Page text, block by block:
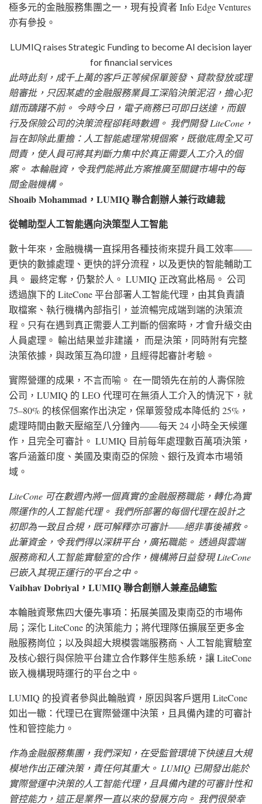
極多元的金融服務集團之一，現有投資者 Info Edge Ventures
亦有參投。
LUMIQ raises Strategic Funding to become AI decision layer
for financial services
此時此刻，成千上萬的客戶正等候保單簽發、貸款發放或理
賠審批，只因某處的金融服務業員工深陷決策泥沼，擔心犯
錯而躊躇不前。 今時今日，電子商務已可即日送達，而銀
行及保險公司的決策流程卻耗時數週。 我們開發 LiteCone，
旨在卸除此重擔：人工智能處理常規個案，既徹底周全又可
問責，使人員可將其判斷力集中於真正需要人工介入的個
案。 本輪融資，令我們能將此方案推廣至關鍵市場中的每
間金融機構。
Shoaib Mohammad，LUMIQ 聯合創辦人兼行政總裁
從輔助型人工智能邁向決策型人工智能
數十年來，金融機構一直採用各種技術來提升員工效率——
更快的數據處理、更快的評分流程，以及更快的智能輔助工
具。 最終定奪，仍繫於人。 LUMIQ 正改寫此格局。 公司
透過旗下的 LiteCone 平台部署人工智能代理，由其負責讀
取檔案、執行機構內部指引，並流暢完成端到端的決策流
程。只有在遇到真正需要人工判斷的個案時，才會升級交由
人員處理。 輸出結果並非建議， 而是決策，同時附有完整
決策依據，與政策互為印證，且經得起審計考驗。
實際營運的成果，不言而喻。 在一間領先在前的人壽保險
公司，LUMIQ 的 LEO 代理可在無須人工介入的情況下，就
75–80% 的核保個案作出決定，保單簽發成本降低約 25%，
處理時間由數天壓縮至八分鐘內——每天 24 小時全天候運
作，且完全可審計。 LUMIQ 目前每年處理數百萬項決策，
客戶涵蓋印度、美國及東南亞的保險、銀行及資本市場領
域。
LiteCone 可在數週內將一個真實的金融服務職能，轉化為實
際運作的人工智能代理。 我們所部署的每個代理在設計之
初即為一致且合規，既可解釋亦可審計——絕非事後補救。
此筆資金，令我們得以深耕平台，廣拓職能。 透過與雲端
服務商和人工智能實驗室的合作，機構將日益發現 LiteCone
已嵌入其現正運行的平台之中。
Vaibhav Dobriyal，LUMIQ 聯合創辦人兼產品總監
本輪融資聚焦四大優先事項：拓展美國及東南亞的市場佈
局；深化 LiteCone 的決策能力；將代理隊伍擴展至更多金
融服務崗位；以及與超大規模雲端服務商、人工智能實驗室
及核心銀行與保險平台建立合作夥伴生態系統，讓 LiteCone
嵌入機構現時運行的平台之中。
LUMIQ 的投資者參與此輪融資，原因與客戶選用 LiteCone
如出一轍：代理已在實際營運中決策，且具備內建的可審計
性和管控能力。
作為金融服務集團，我們深知，在受監管環境下快速且大規
模地作出正確決策，責任何其重大。 LUMIQ 已開發出能於
實際營運中決策的人工智能代理，且具備內建的可審計性和
管控能力，這正是業界一直以來的發展方向。 我們很榮幸